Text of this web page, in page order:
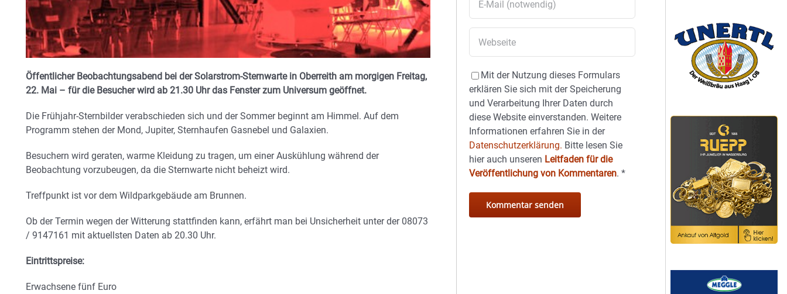
Öffentlicher Beobachtungsabend bei der Solarstrom-Sternwarte in Oberreith am morgigen Freitag,
22. Mai – für die Besucher wird ab 21.30 Uhr das Fenster zum Universum geöffnet.
Die Frühjahr-Sternbilder verabschieden sich und der Sommer beginnt am Himmel. Auf dem
Programm stehen der Mond, Jupiter, Sternhaufen Gasnebel und Galaxien.
Besuchern wird geraten, warme Kleidung zu tragen, um einer Auskühlung während der
Beobachtung vorzubeugen, da die Sternwarte nicht beheizt wird.
Treffpunkt ist vor dem Wildparkgebäude am Brunnen.
Ob der Termin wegen der Witterung stattfinden kann, erfährt man bei Unsicherheit unter der 08073
/ 9147161 mit aktuellsten Daten ab 20.30 Uhr.
Eintrittspreise:
Erwachsene fünf Euro
Mit der Nutzung dieses Formulars
erklären Sie sich mit der Speicherung
und Verarbeitung Ihrer Daten durch
diese Website einverstanden. Weitere
Informationen erfahren Sie in der
Datenschutzerklärung. Bitte lesen Sie
hier auch unseren Leitfaden für die
Veröffentlichung von Kommentaren.*